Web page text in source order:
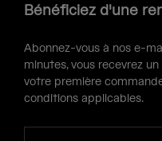
Bénéficiez d'une
Abonnez-vous à nos e-
minutes, vous recevrez
votre première
conditions applicables.